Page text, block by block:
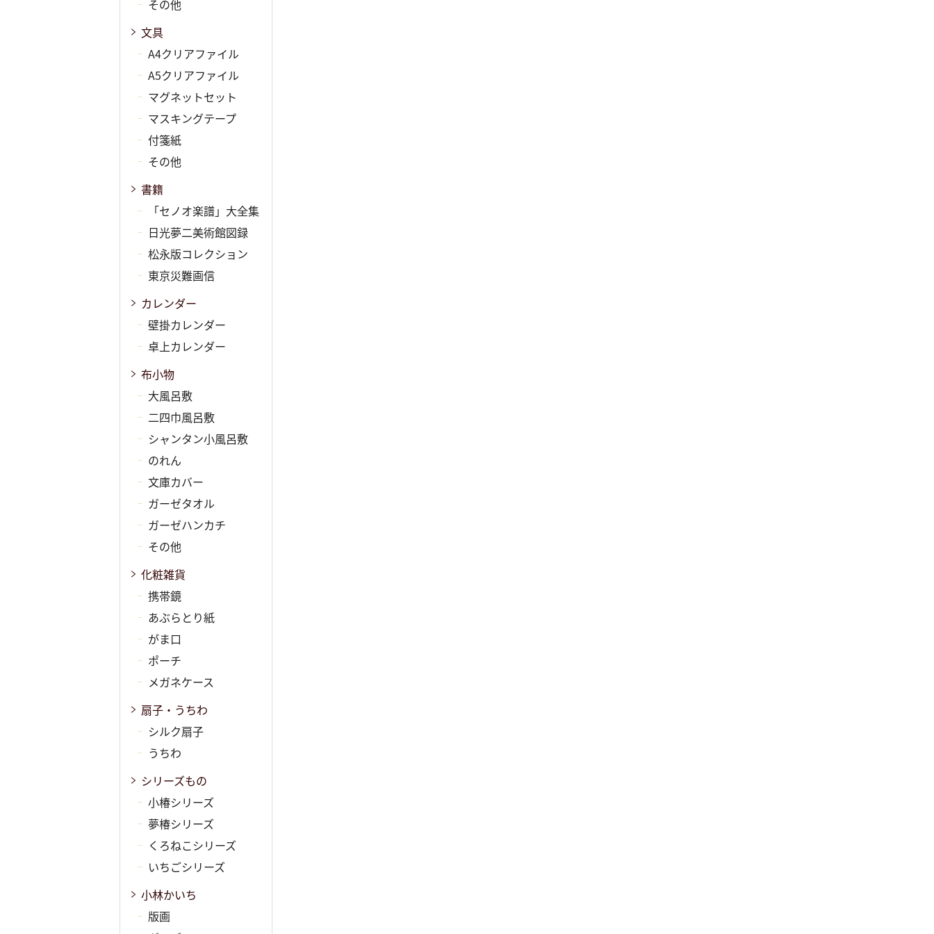
その他
文具
A4クリアファイル
A5クリアファイル
マグネットセット
マスキングテープ
付箋紙
その他
書籍
「セノオ楽譜」大全集
日光夢二美術館図録
松永版コレクション
東京災難画信
カレンダー
壁掛カレンダー
卓上カレンダー
布小物
大風呂敷
二四巾風呂敷
シャンタン小風呂敷
のれん
文庫カバー
ガーゼタオル
ガーゼハンカチ
その他
化粧雑貨
携帯鏡
あぶらとり紙
がま口
ポーチ
メガネケース
扇子・うちわ
シルク扇子
うちわ
シリーズもの
小椿シリーズ
夢椿シリーズ
くろねこシリーズ
いちごシリーズ
小林かいち
版画